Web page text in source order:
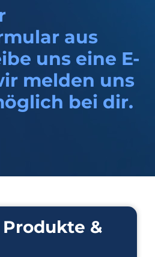
aus
uns eine E-
melden uns
bei dir.
&